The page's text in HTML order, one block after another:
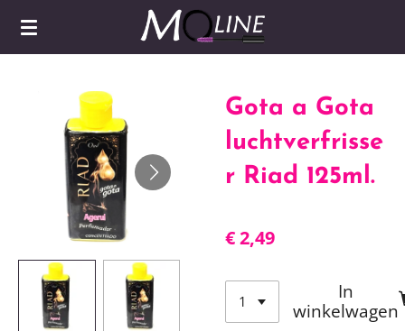
Ga
hoofdinhoud
Gota a Gota
luchtverfrisse
r Riad 125ml.
€ 2,49
In
winkelwagen